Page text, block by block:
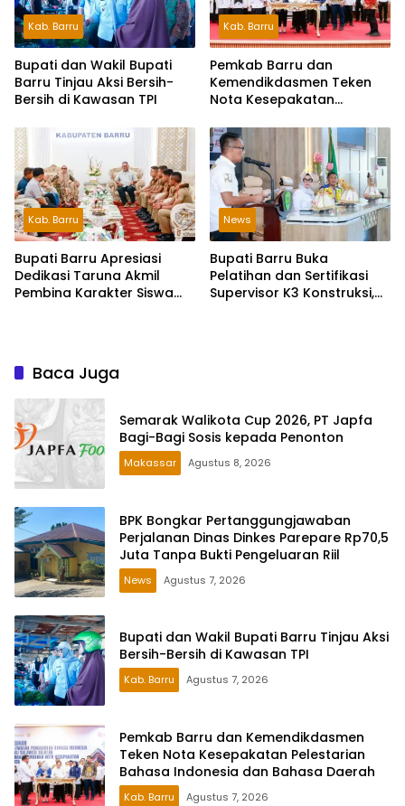
Kab. Barru
Bupati dan Wakil Bupati
Barru Tinjau Aksi Bersih-
Bersih di Kawasan TPI
Kab. Barru
Pemkab Barru dan
Kemendikdasmen Teken
Nota Kesepakatan
Indonesia dan Bahasa
Daerah
Kab. Barru
Bupati Barru Apresiasi
Dedikasi Taruna Akmil
Pembina Karakter Siswa
News
Bupati Barru Buka
Pelatihan dan Sertifikasi
Supervisor K3 Konstruksi,
Baca Juga
Semarak Walikota Cup 2026, PT Japfa
Bagi-Bagi Sosis kepada Penonton
Makassar Agustus 8, 2026
BPK Bongkar Pertanggungjawaban
Perjalanan Dinas Dinkes Parepare Rp70,5
Juta Tanpa Bukti Pengeluaran Riil
News Agustus 7, 2026
Bupati dan Wakil Bupati Barru Tinjau Aksi
Bersih-Bersih di Kawasan TPI
Kab. Barru Agustus 7, 2026
Pemkab Barru dan Kemendikdasmen
Teken Nota Kesepakatan Pelestarian
Bahasa Indonesia dan Bahasa Daerah
Kab. Barru Agustus 7, 2026